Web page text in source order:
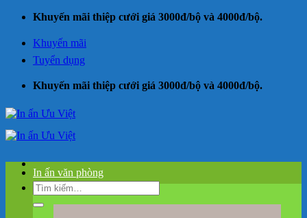
Khuyến mãi thiệp cưới giá 3000đ/bộ và 4000đ/bộ.
Khuyến mãi
Tuyển dụng
Khuyến mãi thiệp cưới giá 3000đ/bộ và 4000đ/bộ.
Tìm
kiếm:
In ấn văn phòng